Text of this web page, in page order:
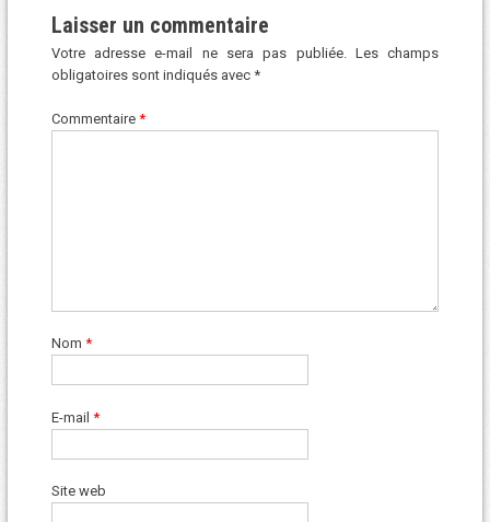
Laisser un commentaire
Votre adresse e-mail ne sera pas publiée. Les champs
obligatoires sont indiqués avec *
Commentaire *
Nom *
E-mail *
Site web